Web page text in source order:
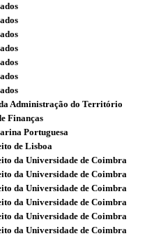
Administração do Território
Finanças
Portuguesa
de Lisboa
da Universidade de Coimbra
da Universidade de Coimbra
da Universidade de Coimbra
da Universidade de Coimbra
da Universidade de Coimbra
da Universidade de Coimbra